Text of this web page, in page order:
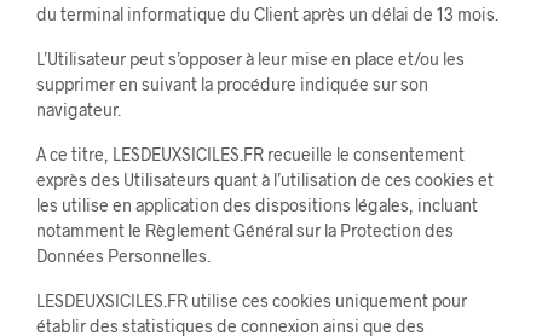
du terminal informatique du Client après un délai de 13 mois.
L’Utilisateur peut s’opposer à leur mise en place et/ou les
supprimer en suivant la procédure indiquée sur son
navigateur.
A ce titre, LESDEUXSICILES.FR recueille le consentement
exprès des Utilisateurs quant à l’utilisation de ces cookies et
les utilise en application des dispositions légales, incluant
notamment le Règlement Général sur la Protection des
Données Personnelles.
LESDEUXSICILES.FR utilise ces cookies uniquement pour
établir des statistiques de connexion ainsi que des